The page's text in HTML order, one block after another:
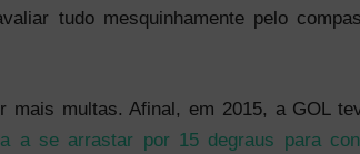
tudo mesquinhamente pelo
mais multas. Afinal, em 2015, a GOL
a se arrastar por 15 degraus para